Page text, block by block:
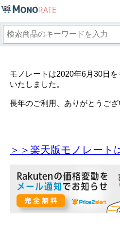
モノレートは2020年6月30日
いたしました。
長年のご利用、ありがとうござ
＞＞楽天版モノレート